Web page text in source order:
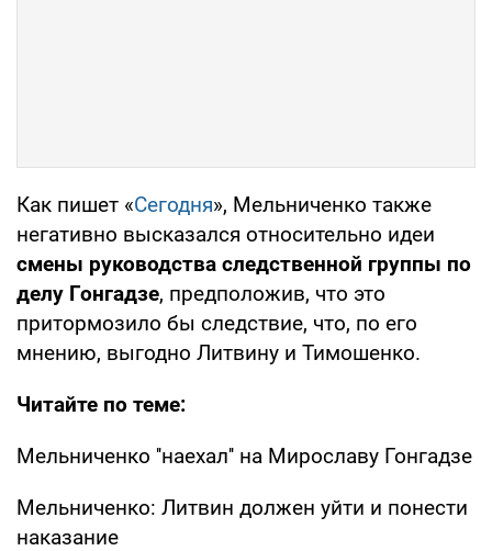
Как пишет «Сегодня», Мельниченко также
негативно высказался относительно идеи
смены руководства следственной группы по
делу Гонгадзе, предположив, что это
притормозило бы следствие, что, по его
мнению, выгодно Литвину и Тимошенко.
Читайте по теме:
Мельниченко ''наехал'' на Мирославу Гонгадзе
Мельниченко: Литвин должен уйти и понести
наказание